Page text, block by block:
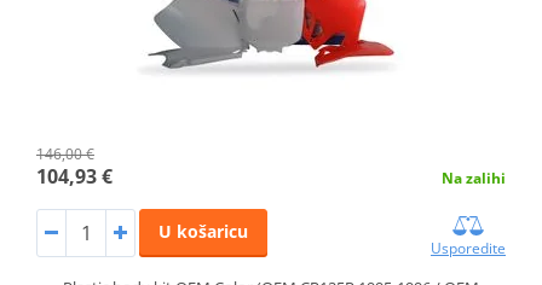
146,00 €
104,93 € Na zalihi
U košaricu
Usporedite